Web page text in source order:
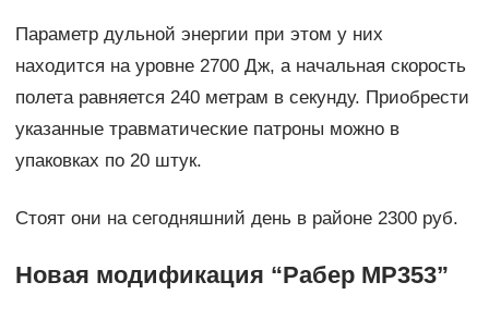
Параметр дульной энергии при этом у них
находится на уровне 2700 Дж, а начальная скорость
полета равняется 240 метрам в секунду. Приобрести
указанные травматические патроны можно в
упаковках по 20 штук.
Стоят они на сегодняшний день в районе 2300 руб.
Новая модификация “Рабер МР353”